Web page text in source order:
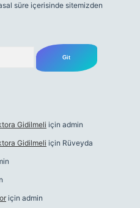
süre içerisinde sitemizden
Gidilmeli için admin
Gidilmeli için Rüveyda
için admin